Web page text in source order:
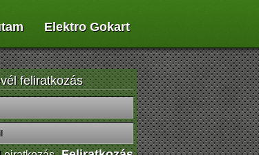
Elektro Gokart
feliratkozás